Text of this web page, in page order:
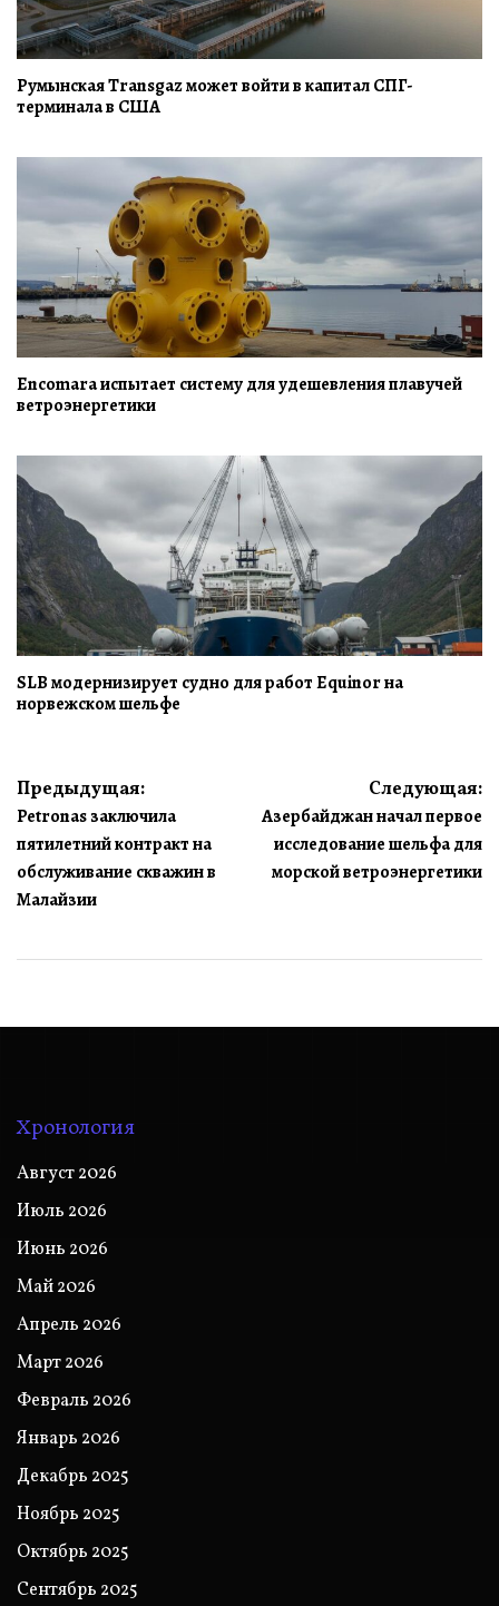
Румынская Transgaz может войти в капитал СПГ-
терминала в США
Encomara испытает систему для удешевления плавучей
ветроэнергетики
SLB модернизирует судно для работ Equinor на
норвежском шельфе
Навигация
по
записям
Предыдущая:
Petronas заключила
пятилетний контракт на
обслуживание скважин в
Малайзии
Следующая:
Азербайджан начал первое
исследование шельфа для
морской ветроэнергетики
Хронология
Август 2026
Июль 2026
Июнь 2026
Май 2026
Апрель 2026
Март 2026
Февраль 2026
Январь 2026
Декабрь 2025
Ноябрь 2025
Октябрь 2025
Сентябрь 2025